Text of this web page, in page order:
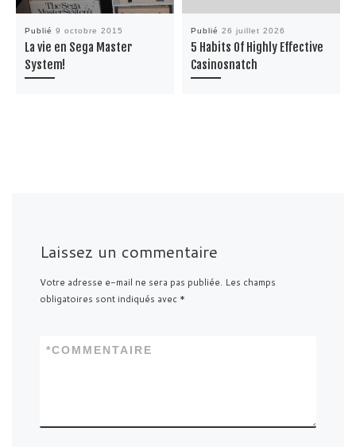
Publié 9 octobre 2015
La vie en Sega Master
System!
Publié 26 juillet 2026
5 Habits Of Highly Effective
Casinosnatch
Laissez un commentaire
Votre adresse e-mail ne sera pas publiée. Les champs
obligatoires sont indiqués avec *
COMMENTAIRE
*